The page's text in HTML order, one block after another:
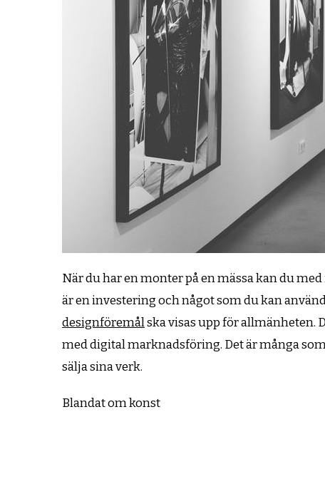
När du har en monter på en mässa kan du
är en investering och något som du kan
designföremålska visas upp för allmänheten.
med digital marknadsföring. Det är många
sälja sina verk.
Blandat om konst